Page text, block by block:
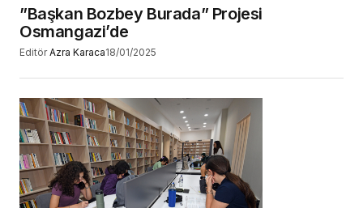
”Başkan Bozbey Burada” Projesi
Osmangazi’de
Editör Azra Karaca18/01/2025